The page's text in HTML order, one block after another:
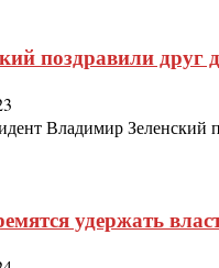
поздравили друг
Владимир Зеленский
удержать